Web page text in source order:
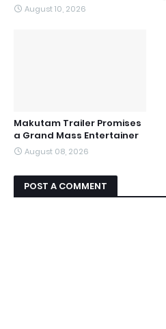
August 10, 2026
Makutam Trailer Promises
a Grand Mass Entertainer
August 08, 2026
POST A COMMENT